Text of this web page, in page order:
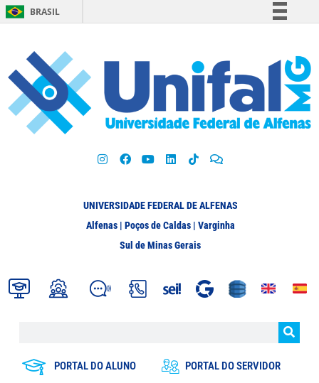
BRASIL
Participe
Acesso à informação
Legislação
UNIVERSIDADE FEDERAL DE ALFENAS
Alfenas | Poços de Caldas | Varginha
Sul de Minas Gerais
PORTAL DO ALUNO PORTAL DO SERVIDOR